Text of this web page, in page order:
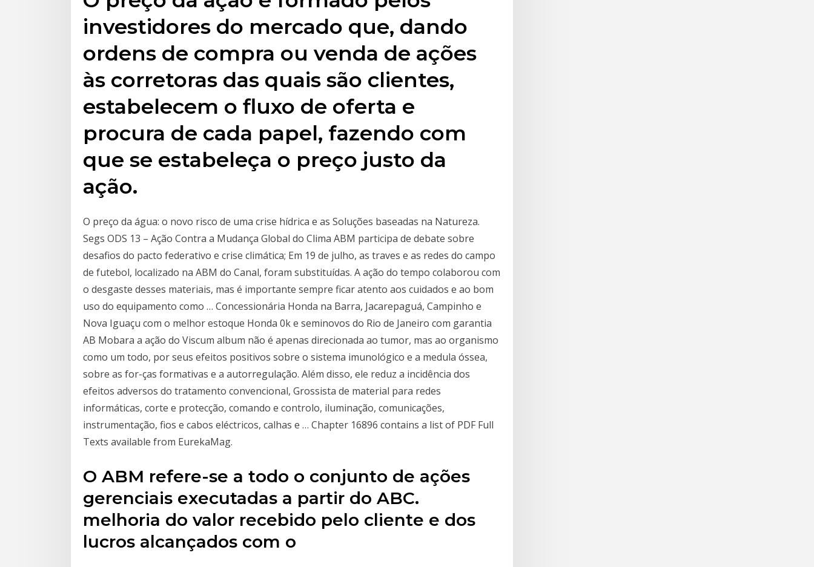
investidores do mercado que, dando
ordens de compra ou venda de ações
às corretoras das quais são clientes,
estabelecem o fluxo de oferta e
procura de cada papel, fazendo com
que se estabeleça o preço justo da
ação.
O preço da água: o novo risco de uma crise hídrica e as Soluções baseadas na Natureza.
Segs ODS 13 – Ação Contra a Mudança Global do Clima ABM participa de debate sobre
desafios do pacto federativo e crise climática; Em 19 de julho, as traves e as redes do campo
de futebol, localizado na ABM do Canal, foram substituídas. A ação do tempo colaborou com
o desgaste desses materiais, mas é importante sempre ficar atento aos cuidados e ao bom
uso do equipamento como … Concessionária Honda na Barra, Jacarepaguá, Campinho e
Nova Iguaçu com o melhor estoque Honda 0k e seminovos do Rio de Janeiro com garantia
AB Mobara a ação do Viscum album não é apenas direcionada ao tumor, mas ao organismo
como um todo, por seus efeitos positivos sobre o sistema imunológico e a medula óssea,
sobre as for-ças formativas e a autorregulação. Além disso, ele reduz a incidência dos
efeitos adversos do tratamento convencional, Grossista de material para redes
informáticas, corte e protecção, comando e controlo, iluminação, comunicações,
instrumentação, fios e cabos eléctricos, calhas e … Chapter 16896 contains a list of PDF Full
Texts available from EurekaMag.
O ABM refere-se a todo o conjunto de ações
gerenciais executadas a partir do ABC.
melhoria do valor recebido pelo cliente e dos
lucros alcançados com o